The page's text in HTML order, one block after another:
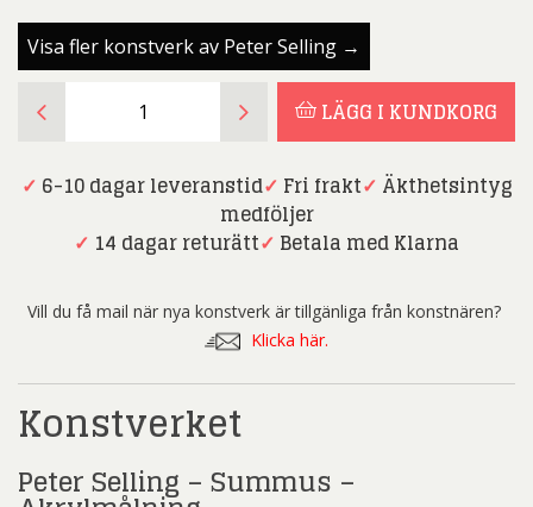
Visa fler konstverk av Peter Selling →
Selling
Summus
Akrylmålning
LÄGG I KUNDKORG
✓ 6-10 dagar leveranstid✓ Fri frakt✓ Äkthetsintyg
medföljer
✓ 14 dagar returätt✓ Betala med Klarna
Vill du få mail när nya konstverk är tillgänliga från konstnären?
Klicka här.
Konstverket
Peter Selling – Summus –